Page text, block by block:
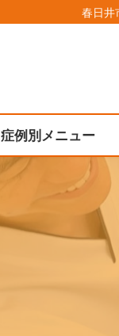
春日井
症例別メニュー